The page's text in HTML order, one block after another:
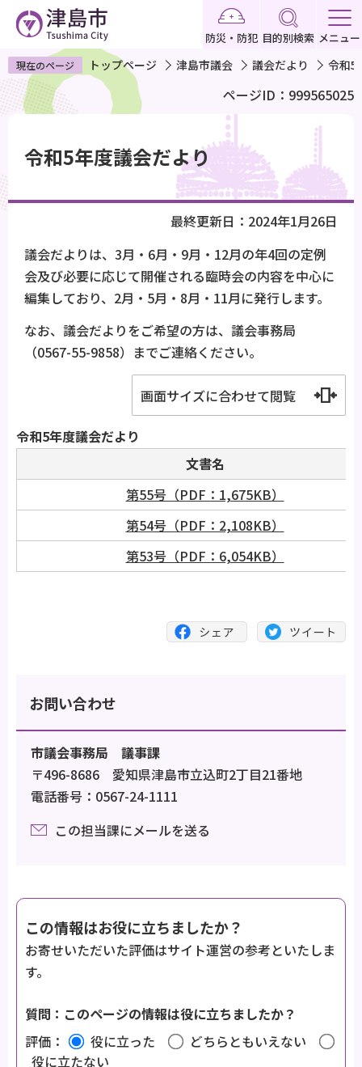
ペ
ー
ジ
で
す
防災・防犯 目的別検索 メニュー
現在のページ トップページ 津島市議会 議会だより 令和5
ページID：999565025
令和5年度議会だより
最終更新日：2024年1月26日
議会だよりは、3月・6月・9月・12月の年4回の定例
会及び必要に応じて開催される臨時会の内容を中心に
編集しており、2月・5月・8月・11月に発行します。
なお、議会だよりをご希望の方は、議会事務局
（0567-55-9858）までご連絡ください。
画面サイズに合わせて閲覧
令和5年度議会だより
文書名
第55号（PDF：1,675KB）
第54号（PDF：2,108KB）
第53号（PDF：6,054KB）
お問い合わせ
市議会事務局 議事課
〒496-8686 愛知県津島市立込町2丁目21番地
電話番号：0567-24-1111
この担当課にメールを送る
この情報はお役に立ちましたか？
お寄せいただいた評価はサイト運営の参考といたしま
す。
質問：このページの情報は役に立ちましたか？
評価：
役に立った
どちらともいえない
役に立たない